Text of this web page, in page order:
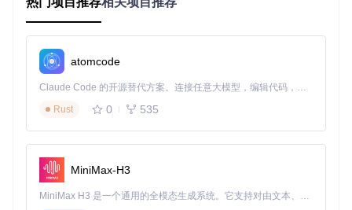
与环境光感应
的专注度。
创意设计展示
设计师可以利用Lively Wallpaper的WebGL壁纸功能，将自己
冲击力，还能在客户演示时提供独特的互动体验。
系统状态可视化
atomcode
Claude Code 的开源替代方案。连接任意大模型，编辑代码，运行命令，自动验证 — 全自动执行。用 Rust 构建，极致性能。 ｜ An open-source alternative to Claude Code. Connect any LLM, edit code, run commands, and verify changes — autonomously. Built in Rust for speed. Get Started
Rust
0 535
MiniMax-H3
MiniMax H3 是一个通用的全模态生成系统。它支持对由文本、图像、视频和音频组成的多模态上下文进行统一理解，并能生成分辨率高达 2K、时长可达 15 秒的带原生立体声音频的视频。得益于面向任务泛化的系统设计，H3 在预训练阶段就已具备广泛的多模态上下文理解与生成能力，能够出色地执行复杂的多模态指令。